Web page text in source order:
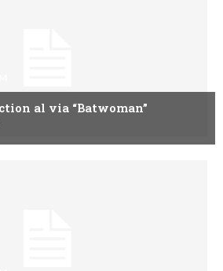
al via “Batwoman”